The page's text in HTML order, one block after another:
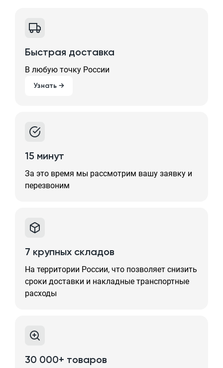
Быстрая доставка
В любую точку России
Узнать →
15 минут
За это время мы рассмотрим вашу заявку и
перезвоним
7 крупных складов
На территории России, что позволяет снизить
сроки доставки и накладные транспортные
расходы
30 000+ товаров